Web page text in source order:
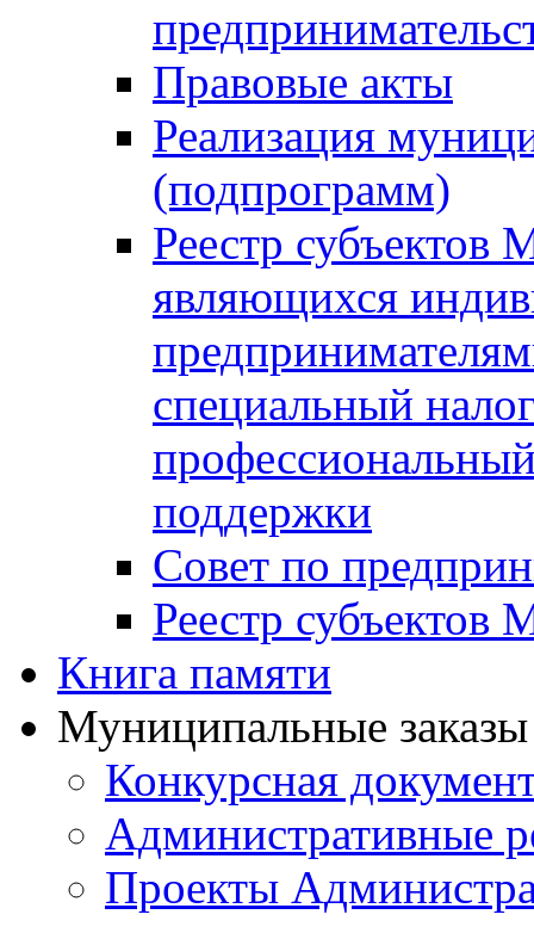
Правовые акты
Реализация
(подпрограмм)
Реестр
являющихся
специальный
поддержки
Совет по
Реестр
Книга памяти
Муниципальные
Конкурсная
Административные
Проекты